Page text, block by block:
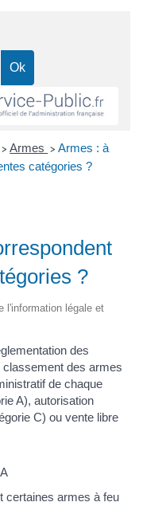
> Armes > Armes : à
catégories ?
?
l'information légale et
des
des armes
de chaque
A), autorisation
C) ou vente libre
certaines armes à feu